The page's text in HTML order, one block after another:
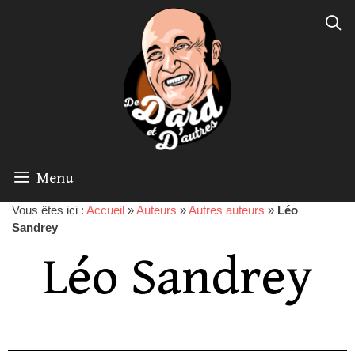
Menu
Vous êtes ici : Accueil »Auteurs »Autres auteurs » Léo
Sandrey
Léo Sandrey